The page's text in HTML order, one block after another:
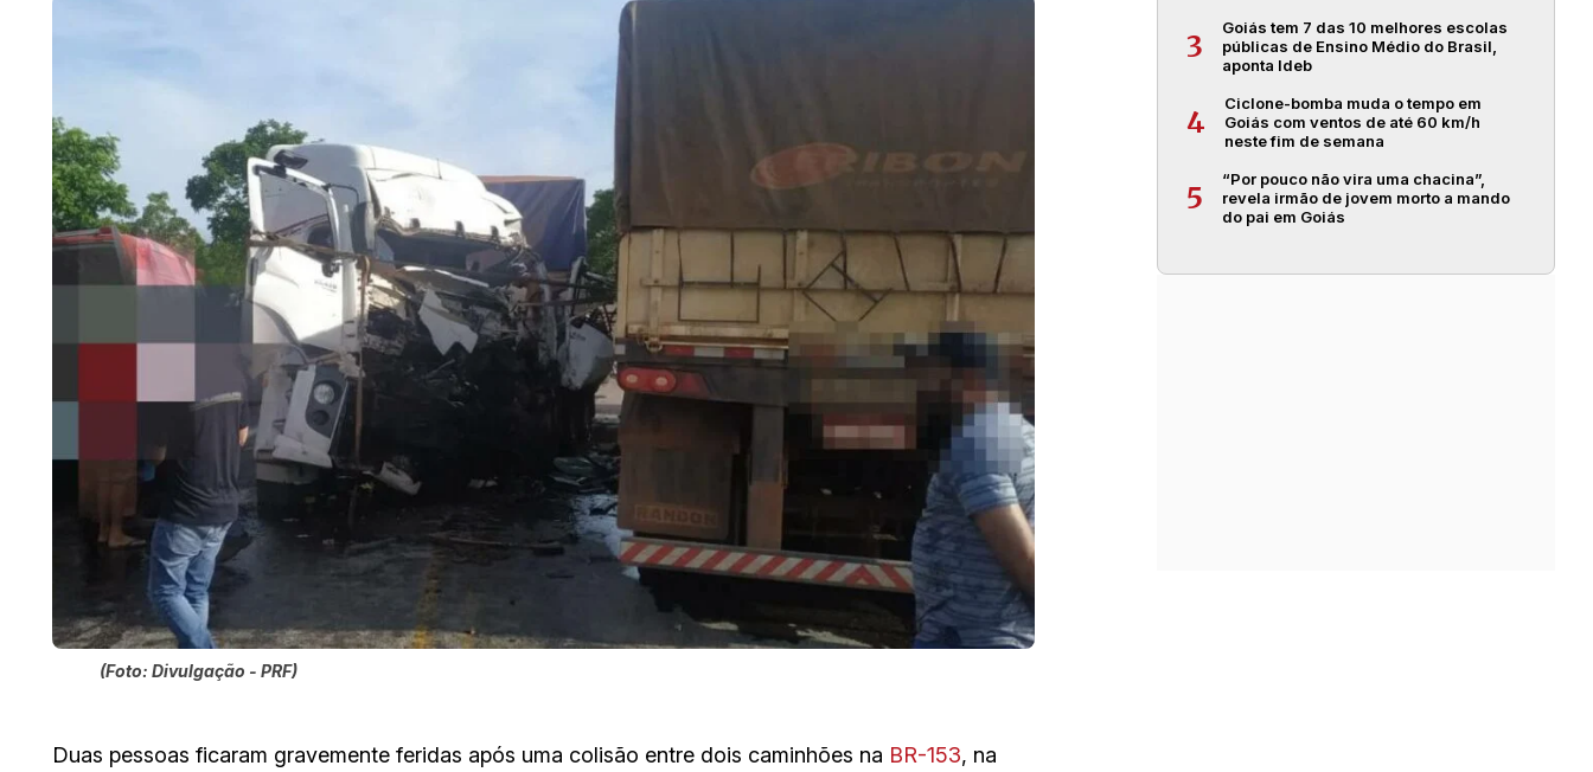
(Foto: Divulgação - PRF)
Duas pessoas ficaram gravemente feridas após uma colisão entre dois caminhões na BR-153, na
3
Goiás tem 7 das 10 melhores escolas
públicas de Ensino Médio do Brasil,
aponta Ideb
4
Ciclone-bomba muda o tempo em
Goiás com ventos de até 60 km/h
neste fim de semana
5
“Por pouco não vira uma chacina”,
revela irmão de jovem morto a mando
do pai em Goiás